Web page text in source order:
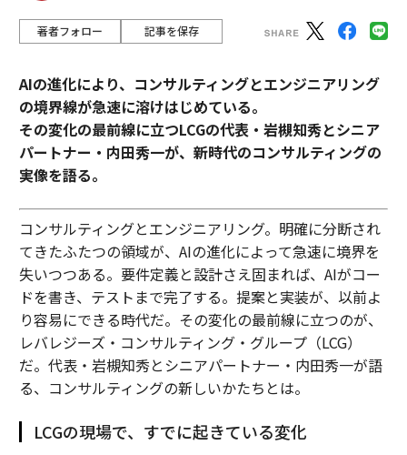
著者フォロー 記事を保存
AIの進化により、コンサルティングとエンジニアリング
の境界線が急速に溶けはじめている。
その変化の最前線に立つLCGの代表・岩槻知秀とシニア
パートナー・内田秀一が、新時代のコンサルティングの
実像を語る。
コンサルティングとエンジニアリング。明確に分断され
てきたふたつの領域が、AIの進化によって急速に境界を
失いつつある。要件定義と設計さえ固まれば、AIがコー
ドを書き、テストまで完了する。提案と実装が、以前よ
り容易にできる時代だ。その変化の最前線に立つのが、
レバレジーズ・コンサルティング・グループ（LCG）
だ。代表・岩槻知秀とシニアパートナー・内田秀一が語
る、コンサルティングの新しいかたちとは。
LCGの現場で、すでに起きている変化